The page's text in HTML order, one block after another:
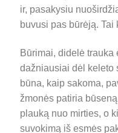
ir, pasakysiu
buvusi pas būrėją. Tai
Būrimai, didelė trauka
dažniausiai dėl keleto
būna, kaip sakoma,
žmonės patiria
plauką nuo mirties, o
suvokimą iš esmės